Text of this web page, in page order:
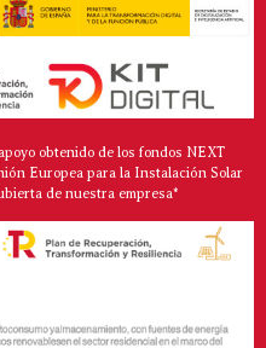
obtenido de los fondos NEXT
Europea para la Instalación Solar
de nuestra empresa*